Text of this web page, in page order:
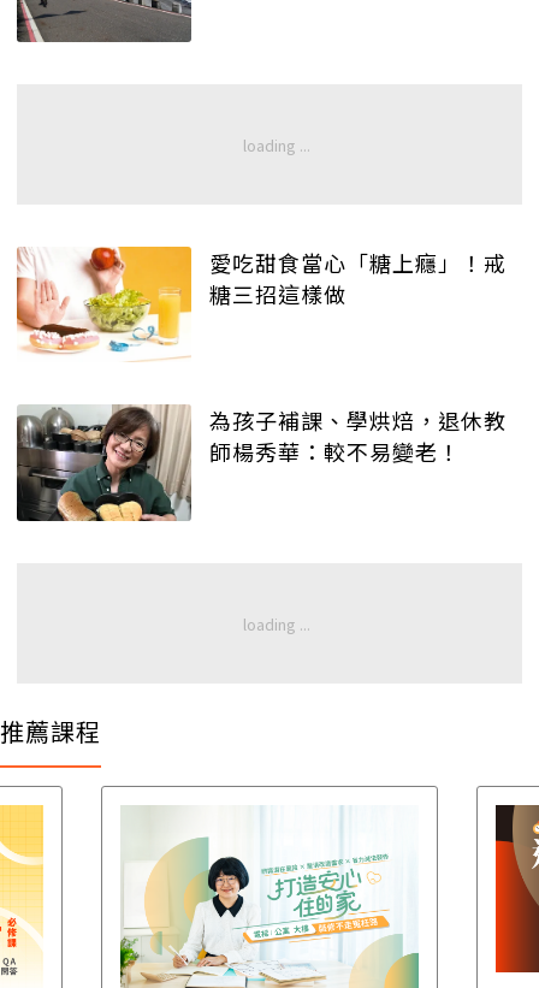
愛吃甜食當心「糖上癮」！戒
糖三招這樣做
為孩子補課、學烘焙，退休教
師楊秀華：較不易變老！
推薦課程